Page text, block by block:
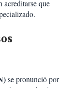
acreditarse que
se pronunció por